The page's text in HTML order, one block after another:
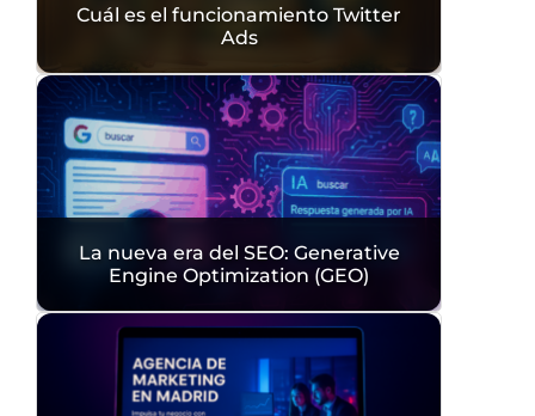
Cuál es el funcionamiento Twitter
Ads
La nueva era del SEO: Generative
Engine Optimization (GEO)